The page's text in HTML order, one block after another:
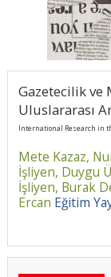
Gazetecilik ve
Uluslararası
International Research in
Mete Kazaz,
İşliyen, Duygu
İşliyen, Burak
Ercan Eğitim